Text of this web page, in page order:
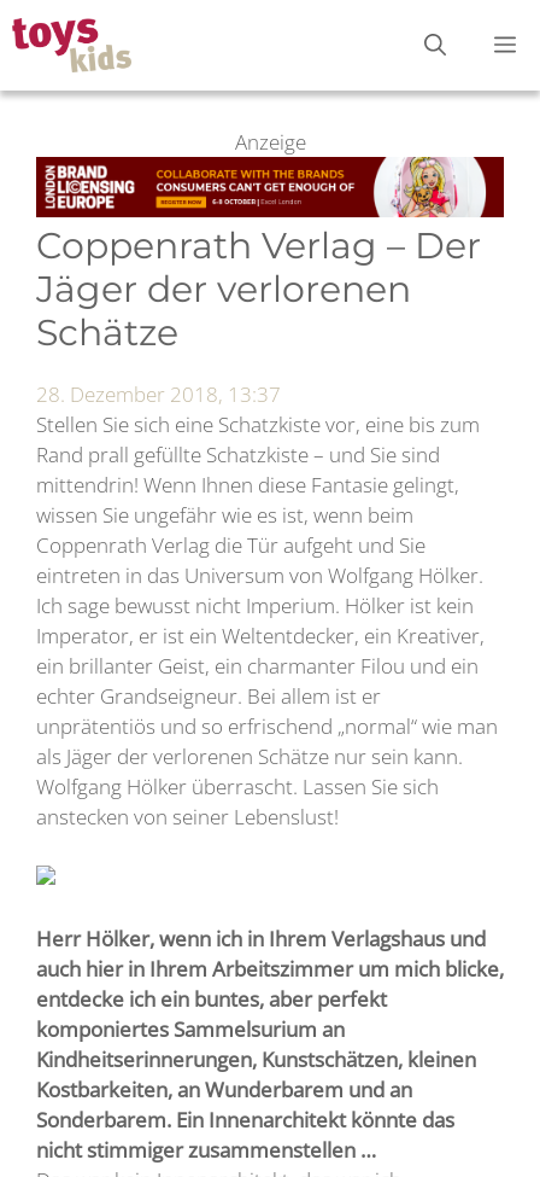
Zum
Inhalt
springen
Anzeige
Coppenrath Verlag – Der
Jäger der verlorenen
Schätze
28. Dezember 2018, 13:37
Stellen Sie sich eine Schatzkiste vor, eine bis zum
Rand prall gefüllte Schatzkiste – und Sie sind
mittendrin! Wenn Ihnen diese Fantasie gelingt,
wissen Sie ungefähr wie es ist, wenn beim
Coppenrath Verlag die Tür aufgeht und Sie
eintreten in das Universum von Wolfgang Hölker.
Ich sage bewusst nicht Imperium. Hölker ist kein
Imperator, er ist ein Weltentdecker, ein Kreativer,
ein brillanter Geist, ein charmanter Filou und ein
echter Grandseigneur. Bei allem ist er
unprätentiös und so erfrischend „normal“ wie man
als Jäger der verlorenen Schätze nur sein kann.
Wolfgang Hölker überrascht. Lassen Sie sich
anstecken von seiner Lebenslust!
Herr Hölker, wenn ich in Ihrem Verlagshaus und
auch hier in Ihrem Arbeitszimmer um mich blicke,
entdecke ich ein buntes, aber perfekt
komponiertes Sammelsurium an
Kindheitserinnerungen, Kunstschätzen, kleinen
Kostbarkeiten, an Wunderbarem und an
Sonderbarem. Ein Innenarchitekt könnte das
nicht stimmiger zusammenstellen …